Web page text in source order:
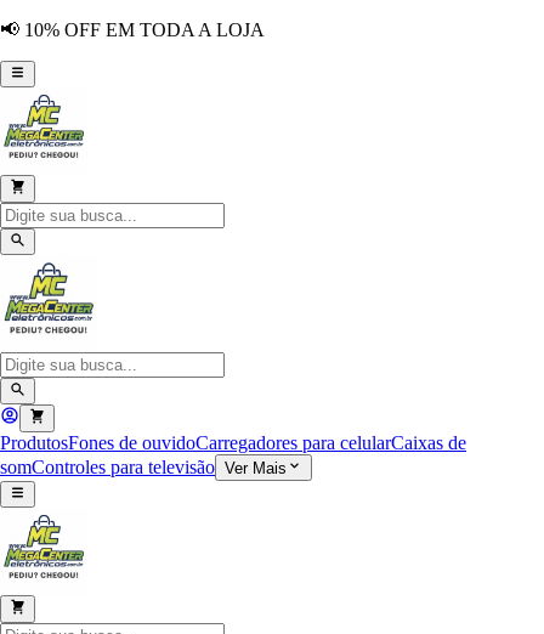
📢 10% OFF EM TODA A LOJA
ProdutosFones de ouvidoCarregadores para celularCaixas de
somControles para televisão Ver Mais